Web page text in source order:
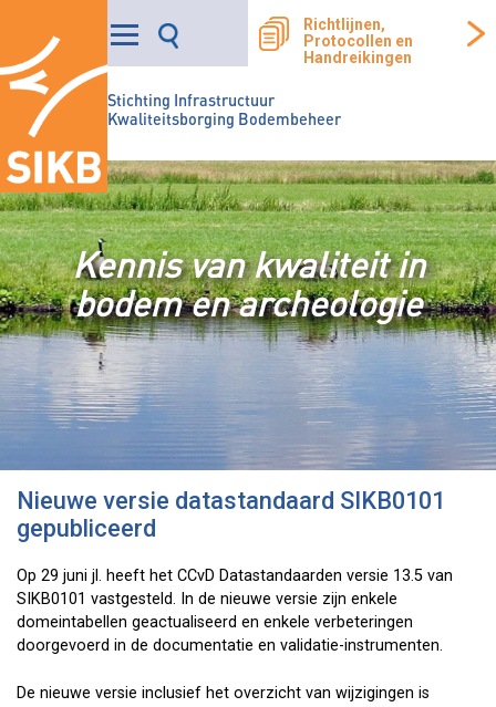
Stichting Infrastructuur
Kwaliteitsborging Bodembeheer
Richtlijnen,
Protocollen en
Handreikingen
Kennis van kwaliteit in
bodem en archeologie
Nieuwe versie datastandaard SIKB0101
gepubliceerd
Op 29 juni jl. heeft het CCvD Datastandaarden versie 13.5 van
SIKB0101 vastgesteld. In de nieuwe versie zijn enkele
domeintabellen geactualiseerd en enkele verbeteringen
doorgevoerd in de documentatie en validatie-instrumenten.
De nieuwe versie inclusief het overzicht van wijzigingen is